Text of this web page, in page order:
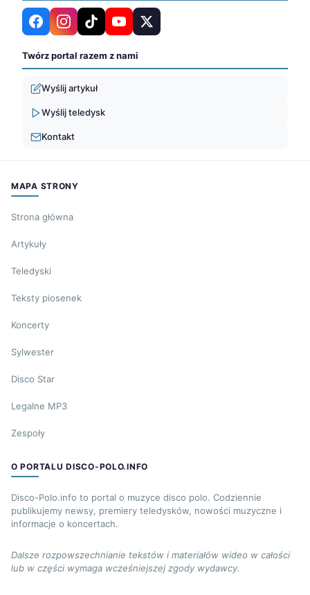
Twórz portal razem z nami
Wyślij artykuł
Wyślij teledysk
Kontakt
MAPA STRONY
Strona główna
Artykuły
Teledyski
Teksty piosenek
Koncerty
Sylwester
Disco Star
Legalne MP3
Zespoły
O PORTALU DISCO-POLO.INFO
Disco-Polo.info to portal o muzyce disco polo. Codziennie
publikujemy newsy, premiery teledysków, nowości muzyczne i
informacje o koncertach.
Dalsze rozpowszechnianie tekstów i materiałów wideo w całości
lub w części wymaga wcześniejszej zgody wydawcy.